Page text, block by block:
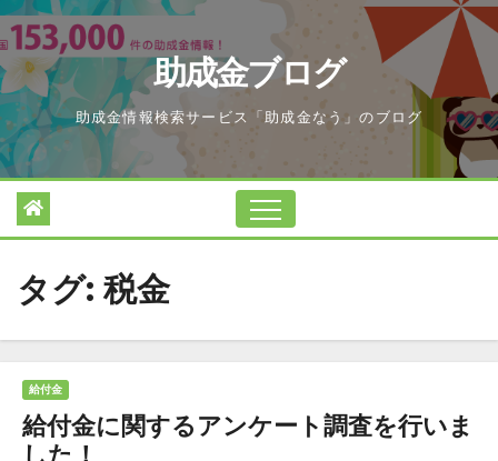
Skip
to
content
助成金ブログ
助成金情報検索サービス「助成金なう」のブログ
タグ: 税金
給付金
給付金に関するアンケート調査を行いま
した！